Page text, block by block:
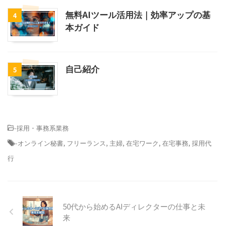
4
無料AIツール活用法｜効率アップの基
本ガイド
5 自己紹介
-採用・事務系業務
-オンライン秘書, フリーランス, 主婦, 在宅ワーク, 在宅事務, 採用代
行
50代から始めるAIディレクターの仕事と未
来